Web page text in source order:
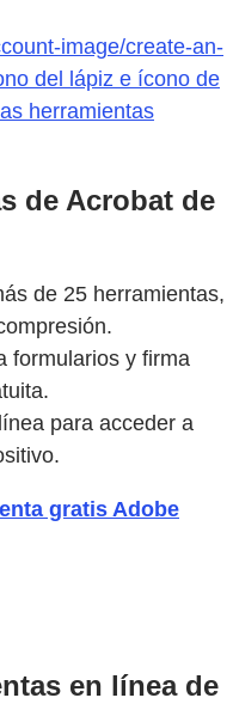
image/create-an-
del lápiz e ícono de
herramientas
de Acrobat de
de 25 herramientas,
formularios y firma
para acceder a
gratis Adobe
en línea de